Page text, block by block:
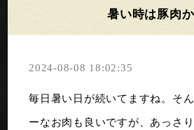
暑い時は豚肉
2024-08-08 18:02:35
毎日暑い日が続いてますね。そ
ーなお肉も良いですが、あっさ